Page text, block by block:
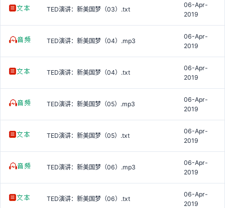
TED演讲：新美国梦（03）.txt
06-Apr-
2019
TED演讲：新美国梦（04）.mp3
06-Apr-
2019
TED演讲：新美国梦（04）.txt
06-Apr-
2019
TED演讲：新美国梦（05）.mp3
06-Apr-
2019
TED演讲：新美国梦（05）.txt
06-Apr-
2019
TED演讲：新美国梦（06）.mp3
06-Apr-
2019
TED演讲：新美国梦（06）.txt
06-Apr-
2019